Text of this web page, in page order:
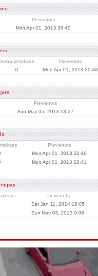
Pievienots
Mon Apr 01, 2013 20:42
izmaksas Pievienots
0 Mon Apr 01, 2013 20:48
Pievienots
Sun May 05, 2013 13:27
Pievienots
Mon Apr 01, 2013 20:49
Mon Apr 01, 2013 20:41
Pievienots
Sat Jan 11, 2014 18:05
Sun Nov 03, 2013 0:06